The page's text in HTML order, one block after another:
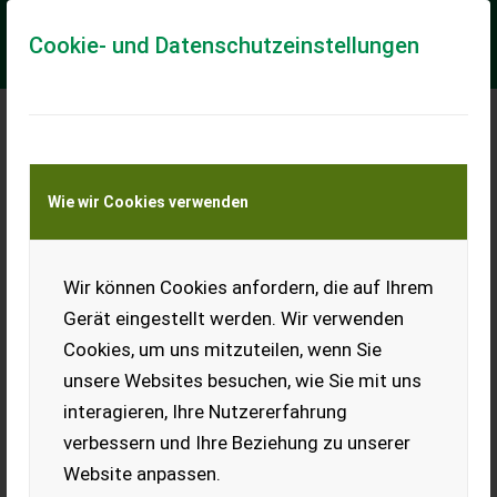
Cookie- und Datenschutzeinstellungen
Wie wir Cookies verwenden
Wir können Cookies anfordern, die auf Ihrem
Gerät eingestellt werden. Wir verwenden
Cookies, um uns mitzuteilen, wenn Sie
unsere Websites besuchen, wie Sie mit uns
interagieren, Ihre Nutzererfahrung
verbessern und Ihre Beziehung zu unserer
Website anpassen.
Meine Transportkostenanfrage
Transport von Land- und Baumaschinen –
KEINE Tiertransporte
Tieflader 2-Achser
Traktor-Anhänger
Hydr. gebremster Drehkranz-
Anhänger, Radstand ca. 5 m,
Plateau-Breite 2,3 m,
Gesamtaufbau-Länge ca. 6,2
m. Reifen ca. 90 % neuwertig.
Habe einen 7 t Bagger damit
transportiert. Heuballen, Rundballen, Siloballen,